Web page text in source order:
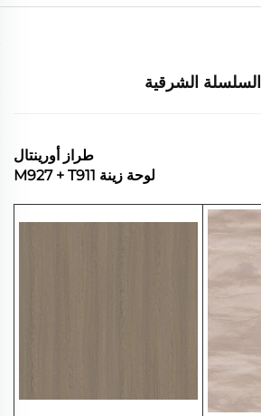
السلسلة الشرقية
طراز أورينتال
لوحة زينة M927 + T911